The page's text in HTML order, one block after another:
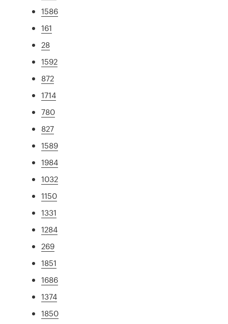
1586
161
28
1592
872
1714
780
827
1589
1984
1032
1150
1331
1284
269
1851
1686
1374
1850